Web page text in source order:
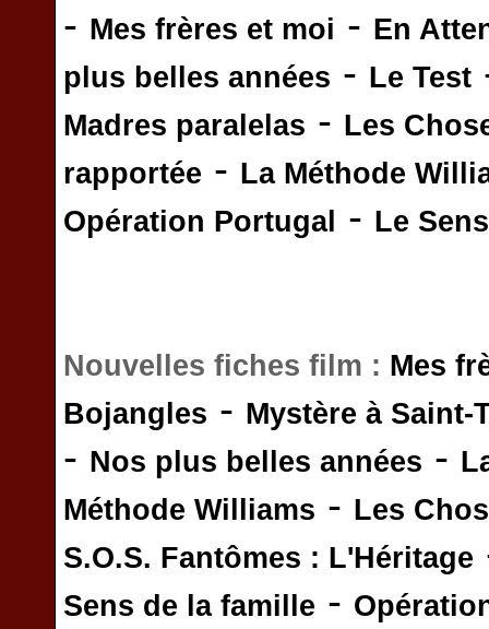
- Mes frères et moi - En
plus belles années - Le Test
Madres paralelas - Les
rapportée - La Méthode
Opération Portugal
- Le
Nouvelles fiches film : Mes
Bojangles - Mystère à Saint-
- Nos plus belles années -
Méthode Williams - Les
S.O.S. Fantômes : L'Héritage
Sens de la famille -